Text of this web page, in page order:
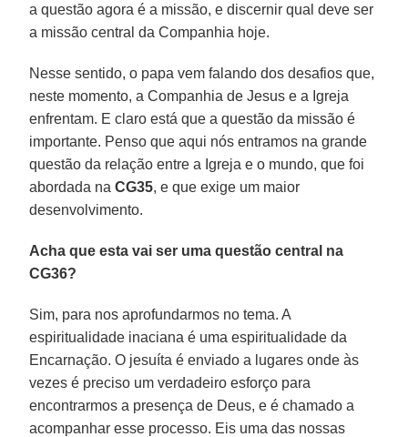
a questão agora é a missão, e discernir qual deve ser
a missão central da Companhia hoje.
Nesse sentido, o papa vem falando dos desafios que,
neste momento, a Companhia de Jesus e a Igreja
enfrentam. E claro está que a questão da missão é
importante. Penso que aqui nós entramos na grande
questão da relação entre a Igreja e o mundo, que foi
abordada naCG35, e que exige um maior
desenvolvimento.
Acha que esta vai ser uma questão central na
CG36?
Sim, para nos aprofundarmos no tema. A
espiritualidade inaciana é uma espiritualidade da
Encarnação. O jesuíta é enviado a lugares onde às
vezes é preciso um verdadeiro esforço para
encontrarmos a presença de Deus, e é chamado a
acompanhar esse processo. Eis uma das nossas